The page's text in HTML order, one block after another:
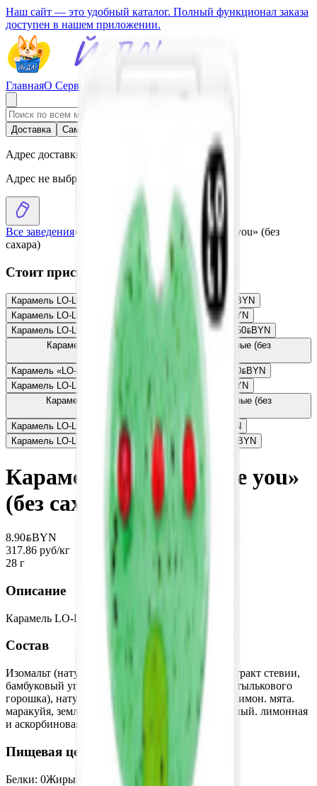
Наш сайт — это удобный каталог. Полный функционал заказа
доступен в нашем приложении.
ГлавнаяО Сервисе
Доставка Самовывоз
Адрес доставки
Адрес не выбран
Все заведения›
Карамель LO-LI «I love you» (без
сахара)
Стоит присмотреться
Карамель LO-LI «SUNNY FUNNY» (без сахара)8.50
BYN
Карамель LO-LI «TRIOBIO JOY» (без сахара)8.90BYN
BYN
Карамель LO-LI «Веселые зверушки» (без сахара)
6.50BYNBYN
Карамель LO-LI «SUNNI FUNNI mini» фигурные (без
Карамель «LO-LI» «Наши фруктики» (без сахара)
8.50BYNBYN
Карамель LO-LI «Наши тропики» (без сахара)
BYN
Карамель LO-LI «VERY BERRY mini» фигурные (без
Карамель LO-LI «LUCKY RED» (без сахара)
BYN
Карамель LO-LI «HAPPY GREEN» (без сахара)
BYN
Карамель LO-LI «I love you»
(без сахара)
8.90BYNBYN
317.86 руб/кг
28 г
Описание
Карамель LO-LI «I love you» (без сахара)
Состав
Изомальт (натуральный сахарозаменитель), экстракт стевии,
бамбуковый уголь, синий чай Анчан (цветы мотылькового
горошка), натуральные ароматизаторы - лайм, лимон. мята.
маракуйя, земляника.абрикос,ванильно-сливочный. лимонная
и аскорбиновая кислота.
Пищевая ценность на 100г
Белки: 0Жиры: Углеводы Калории: